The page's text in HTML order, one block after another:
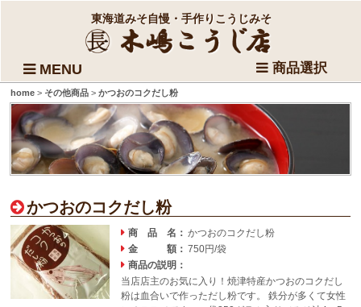
東海道みそ自慢・手作りこうじみそ
MENU
home > その他商品 >かつおのコクだし粉
かつおのコクだし粉
商 品 名： かつおのコクだし粉
金 額： 750円/袋
商品の説明：
当店店主のお気に入り！焼津特産かつおのコクだし
粉は血合いで作っただし粉です。 鉄分が多くて女性
商品選択